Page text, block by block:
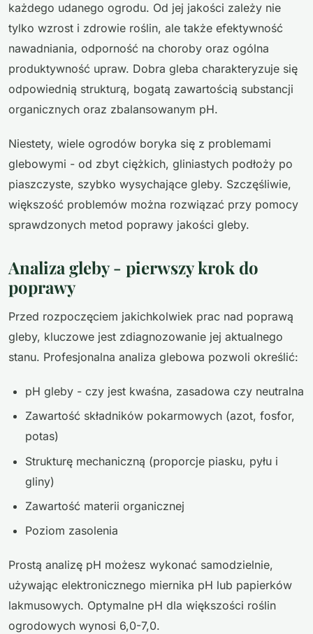
każdego udanego ogrodu. Od jej jakości zależy nie
tylko wzrost i zdrowie roślin, ale także efektywność
nawadniania, odporność na choroby oraz ogólna
produktywność upraw. Dobra gleba charakteryzuje się
odpowiednią strukturą, bogatą zawartością substancji
organicznych oraz zbalansowanym pH.
Niestety, wiele ogrodów boryka się z problemami
glebowymi - od zbyt ciężkich, gliniastych podłoży po
piaszczyste, szybko wysychające gleby. Szczęśliwie,
większość problemów można rozwiązać przy pomocy
sprawdzonych metod poprawy jakości gleby.
Analiza gleby - pierwszy krok do
poprawy
Przed rozpoczęciem jakichkolwiek prac nad poprawą
gleby, kluczowe jest zdiagnozowanie jej aktualnego
stanu. Profesjonalna analiza glebowa pozwoli określić:
pH gleby - czy jest kwaśna, zasadowa czy neutralna
Zawartość składników pokarmowych (azot, fosfor,
potas)
Strukturę mechaniczną (proporcje piasku, pyłu i
gliny)
Zawartość materii organicznej
Poziom zasolenia
Prostą analizę pH możesz wykonać samodzielnie,
używając elektronicznego miernika pH lub papierków
lakmusowych. Optymalne pH dla większości roślin
ogrodowych wynosi 6,0-7,0.